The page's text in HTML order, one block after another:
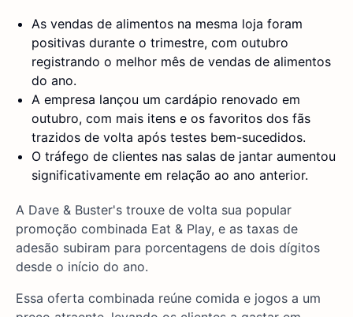
As vendas de alimentos na mesma loja foram
positivas durante o trimestre, com outubro
registrando o melhor mês de vendas de alimentos
do ano.
A empresa lançou um cardápio renovado em
outubro, com mais itens e os favoritos dos fãs
trazidos de volta após testes bem-sucedidos.
O tráfego de clientes nas salas de jantar aumentou
significativamente em relação ao ano anterior.
A Dave & Buster's trouxe de volta sua popular
promoção combinada Eat & Play, e as taxas de
adesão subiram para porcentagens de dois dígitos
desde o início do ano.
Essa oferta combinada reúne comida e jogos a um